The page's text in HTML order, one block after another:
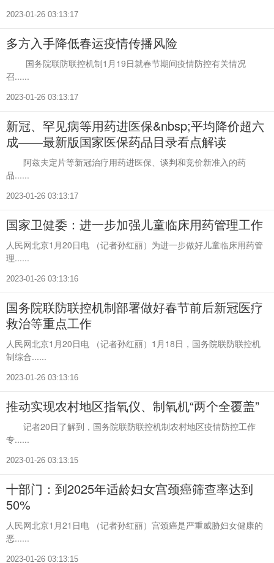
2023-01-26 03:13:17
多方入手降低春运疫情传播风险
国务院联防联控机制1月19日就春节期间疫情防控有关情况
召......
2023-01-26 03:13:17
新冠、罕见病等用药进医保&nbsp;平均降价超六
成――最新版国家医保药品目录看点解读
阿兹夫定片等新冠治疗用药进医保、谈判和竞价新准入的药
品......
2023-01-26 03:13:17
国家卫健委：进一步加强儿童临床用药管理工作
人民网北京1月20日电 （记者孙红丽）为进一步做好儿童临床用药管
理......
2023-01-26 03:13:16
国务院联防联控机制部署做好春节前后新冠医疗
救治等重点工作
人民网北京1月20日电 （记者孙红丽）1月18日，国务院联防联控机
制综合......
2023-01-26 03:13:16
推动实现农村地区指氧仪、制氧机“两个全覆盖”
记者20日了解到，国务院联防联控机制农村地区疫情防控工作
专......
2023-01-26 03:13:15
十部门：到2025年适龄妇女宫颈癌筛查率达到
50%
人民网北京1月21日电 （记者孙红丽）宫颈癌是严重威胁妇女健康的
恶......
2023-01-26 03:13:15